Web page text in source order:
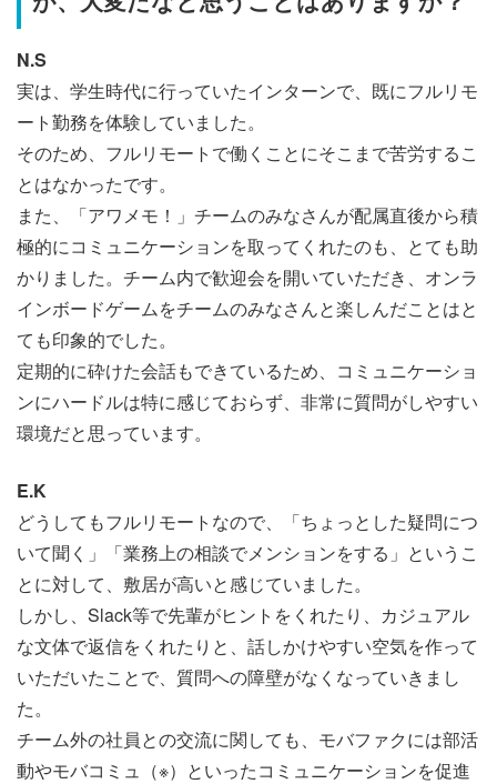
N.S
実は、学生時代に行っていたインターンで、既にフルリモ
ート勤務を体験していました。
そのため、フルリモートで働くことにそこまで苦労するこ
とはなかったです。
また、「アワメモ！」チームのみなさんが配属直後から積
極的にコミュニケーションを取ってくれたのも、とても助
かりました。チーム内で歓迎会を開いていただき、オンラ
インボードゲームをチームのみなさんと楽しんだことはと
ても印象的でした。
定期的に砕けた会話もできているため、コミュニケーショ
ンにハードルは特に感じておらず、非常に質問がしやすい
環境だと思っています。
E.K
どうしてもフルリモートなので、「ちょっとした疑問につ
いて聞く」「業務上の相談でメンションをする」というこ
とに対して、敷居が高いと感じていました。
しかし、Slack等で先輩がヒントをくれたり、カジュアル
な文体で返信をくれたりと、話しかけやすい空気を作って
いただいたことで、質問への障壁がなくなっていきまし
た。
チーム外の社員との交流に関しても、モバファクには部活
動やモバコミュ（※）といったコミュニケーションを促進